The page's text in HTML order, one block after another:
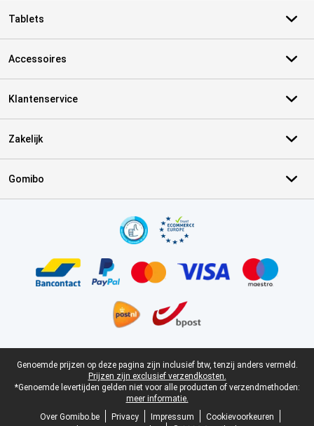
Tablets
Accessoires
Klantenservice
Zakelijk
Gomibo
Juridische voettekst
Genoemde prijzen op deze pagina zijn inclusief btw, tenzij anders vermeld.
Prijzen zijn exclusief verzendkosten.
*Genoemde levertijden gelden niet voor alle producten of verzendmethoden:
meer informatie.
Over Gomibo.be
Privacy Impressum
Cookievoorkeuren